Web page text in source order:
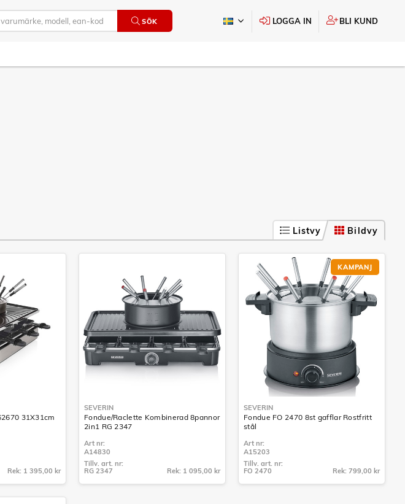
SÖK LOGGA IN BLI KUND
Bildvy
Listvy
31X31cm
Rek: 1 395,00 kr
SEVERIN
Fondue/Raclette Kombinerad 8pannor
2in1 RG 2347
Art nr:
A14830
RG 2347
Tillv. art. nr:
RG 2347
Rek: 1 095,00 kr
KAMPANJ
SEVERIN
Fondue FO 2470 8st gafflar Rostfritt
stål
Art nr:
A15203
FO 2470
Tillv. art. nr:
FO 2470
Rek: 799,00 kr